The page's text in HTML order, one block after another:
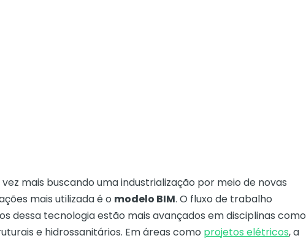
mais buscando uma industrialização por meio de novas
mais utilizada é o modelo BIM. O fluxo de trabalho
dessa tecnologia estão mais avançados em disciplinas como
e hidrossanitários. Em áreas como projetos elétricos, a